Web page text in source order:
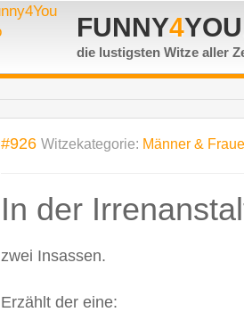
FUNNY4YOU
die lustigsten Witze aller
#926 Witzekategorie: Männer &
In der
zwei Insassen.
Erzählt der eine: